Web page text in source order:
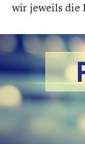
wir jeweils die